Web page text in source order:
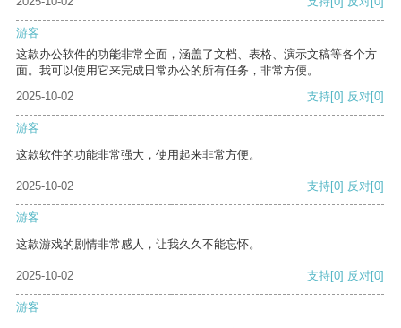
游客
这款办公软件的功能非常全面，涵盖了文档、表格、演示文稿等各个方
面。我可以使用它来完成日常办公的所有任务，非常方便。
2025-10-02
支持[0] 反对[0]
游客
这款软件的功能非常强大，使用起来非常方便。
2025-10-02 支持[0] 反对[0]
游客
这款游戏的剧情非常感人，让我久久不能忘怀。
2025-10-02 支持[0] 反对[0]
游客